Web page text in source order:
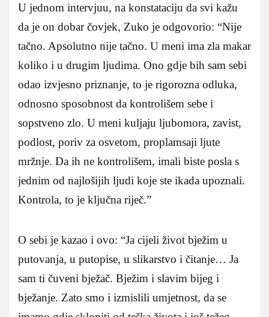
U jednom intervjuu, na konstataciju da svi kažu
da je on dobar čovjek, Zuko je odgovorio: “Nije
tačno. Apsolutno nije tačno. U meni ima zla makar
koliko i u drugim ljudima. Ono gdje bih sam sebi
odao izvjesno priznanje, to je rigorozna odluka,
odnosno sposobnost da kontrolišem sebe i
sopstveno zlo. U meni kuljaju ljubomora, zavist,
podlost, poriv za osvetom, proplamsaji ljute
mržnje. Da ih ne kontrolišem, imali biste posla s
jednim od najlošijih ljudi koje ste ikada upoznali.
Kontrola, to je ključna riječ.”
O sebi je kazao i ovo: “Ja cijeli život bježim u
putovanja, u putopise, u slikarstvo i čitanje… Ja
sam ti čuveni bježač. Bježim i slavim bijeg i
bježanje. Zato smo i izmislili umjetnost, da se